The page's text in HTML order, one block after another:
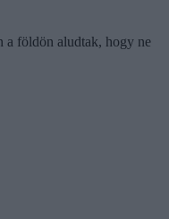
a földön aludtak, hogy ne